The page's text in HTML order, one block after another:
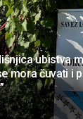
ubistva
mora čuvati i